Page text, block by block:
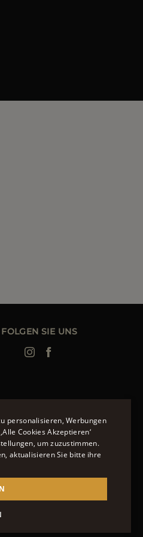
FOLGEN SIE UNS
VR-297581
ENGLISH
personalisieren, Werbungen
Cookies Akzeptieren‘
um zuzustimmen.
aktualisieren Sie bitte ihre